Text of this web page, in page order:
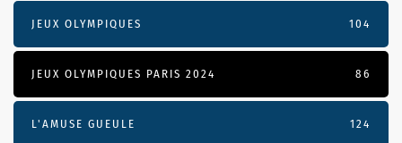
JEUX OLYMPIQUES 104
JEUX OLYMPIQUES PARIS 2024 86
L'AMUSE GUEULE 124